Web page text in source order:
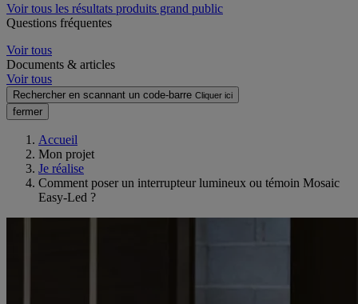
Voir tous les résultats produits grand public
Questions fréquentes
Voir tous
Documents & articles
Voir tous
Rechercher en scannant un code-barre Cliquer ici
fermer
Accueil
Mon projet
Je réalise
Comment poser un interrupteur lumineux ou témoin Mosaic
Easy-Led ?